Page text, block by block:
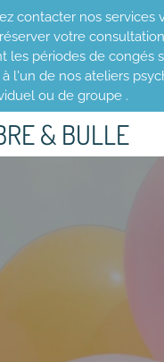
& BULLE
contacter nos services
votre
les périodes de congés
l'un de nos ateliers
ou de groupe .